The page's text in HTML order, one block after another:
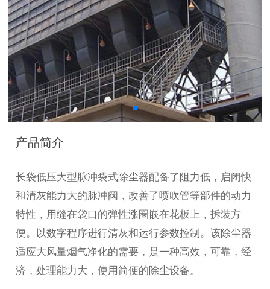
产品简介
长袋低压大型脉冲袋式除尘器配备了阻力低，启闭快
和清灰能力大的脉冲阀，改善了喷吹管等部件的动力
特性，用缝在袋口的弹性涨圈嵌在花板上，拆装方
便。以数字程序进行清灰和运行参数控制。该除尘器
适应大风量烟气净化的需要，是一种高效，可靠，经
济，处理能力大，使用简便的除尘设备。